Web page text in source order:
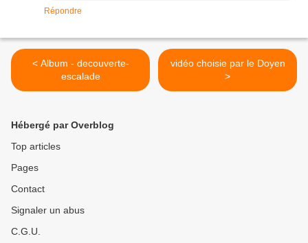
Répondre
< Album - decouverte-
escalade
vidéo choisie par le Doyen
>
Hébergé par Overblog
Top articles
Pages
Contact
Signaler un abus
C.G.U.